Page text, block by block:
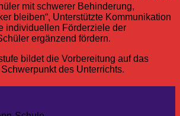
mit schwerer Behinderung,
bleiben“, Unterstützte Kommunikation
individuellen Förderziele der
ergänzend fördern.
bildet die Vorbereitung auf das
des Unterrichts.